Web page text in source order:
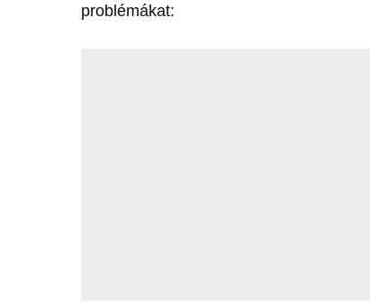
problémákat: